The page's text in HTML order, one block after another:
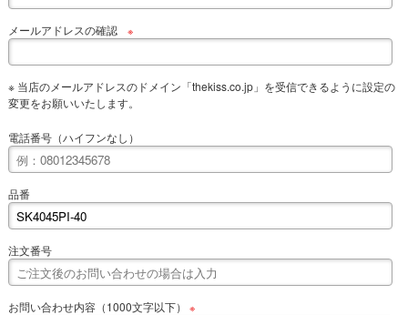
メールアドレスの確認※
※ 当店のメールアドレスのドメイン「thekiss.co.jp」を受信できるように設定の
変更をお願いいたします。
電話番号（ハイフンなし）
品番
注文番号
お問い合わせ内容（1000文字以下） ※